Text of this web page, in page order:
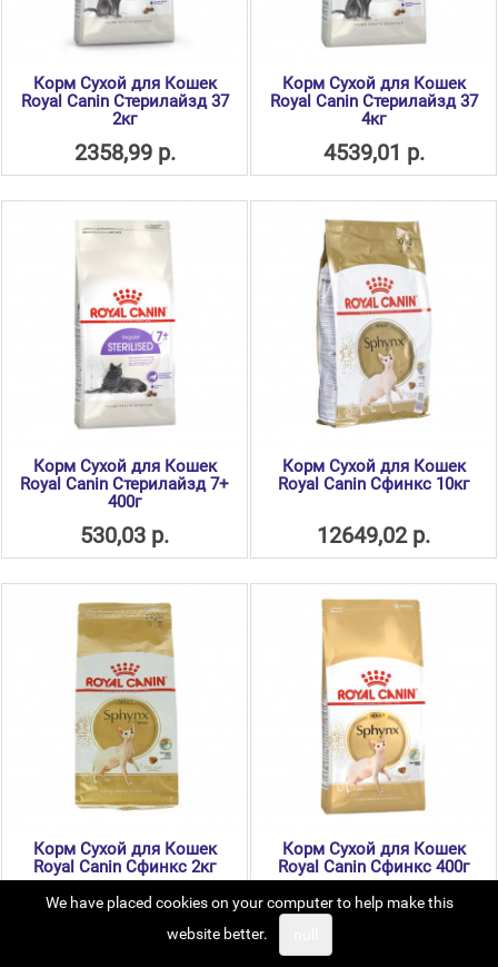
Корм Сухой для Кошек
Royal Canin Стерилайзд 37
2кг
2358,99 р.
Корм Сухой для Кошек
Royal Canin Стерилайзд 37
4кг
4539,01 р.
Корм Сухой для Кошек
Royal Canin Стерилайзд 7+
400г
530,03 р.
Корм Сухой для Кошек
Royal Canin Сфинкс 10кг
12649,02 р.
Корм Сухой для Кошек
Royal Canin Сфинкс 2кг
2849,01 р.
Корм Сухой для Кошек
Royal Canin Сфинкс 400г
615,98 р.
We have placed cookies on your computer to help make this
website better.